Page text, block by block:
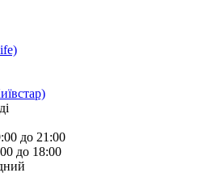
до 21:00
до 18:00